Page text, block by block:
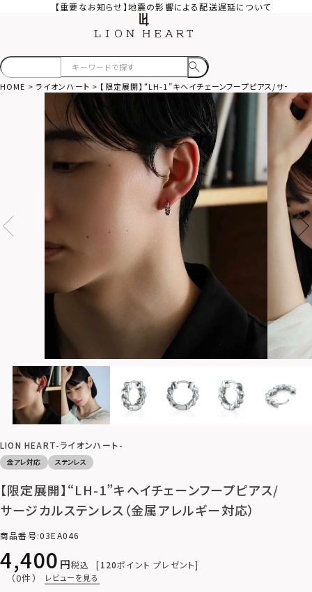
【重要なお知らせ】地震の影響による配送遅延について
HOME ライオンハート 【限定展開】“LH-1”キヘイチェーンフープピアス/サージ
LION HEART-ライオンハート-
金アレ対応 ステンレス
【限定展開】“LH-1”キヘイチェーンフープピアス/
サージカルステンレス（金属アレルギー対応）
商品番号 03EA046
4,400 税込 120ポイント プレゼント
（0件） レビューを見る